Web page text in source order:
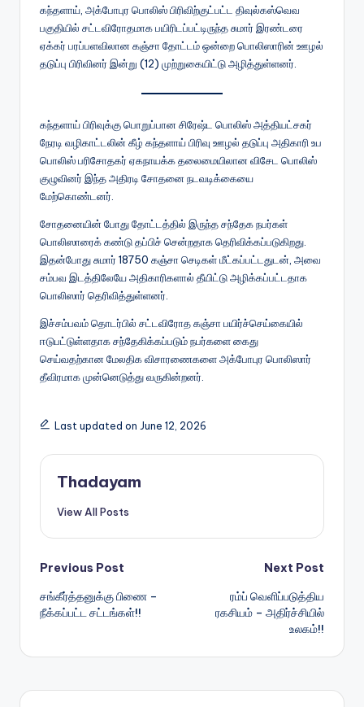
கந்தளாய், அக்போபுர பொலிஸ் பிரிவிற்குட்பட்ட திவுல்கஸ்வெவ
பகுதியில் சட்டவிரோதமாக பயிரிடப்பட்டிருந்த சுமார் இரண்டரை
ஏக்கர் பரப்பளவிலான கஞ்சா தோட்டம் ஒன்றை பொலிஸாரின் ஊழல்
தடுப்பு பிரிவினர் இன்று (12) முற்றுகையிட்டு அழித்துள்ளனர்.
கந்தளாய் பிரிவுக்கு பொறுப்பான சிரேஷ்ட பொலிஸ் அத்தியட்சகர்
நேரடி வழிகாட்டலின் கீழ் கந்தளாய் பிரிவு ஊழல் தடுப்பு அதிகாரி உப
பொலிஸ் பரிசோதகர் ஏகநாயக்க தலைமையிலான விசேட பொலிஸ்
குழுவினர் இந்த அதிரடி சோதனை நடவடிக்கையை
மேற்கொண்டனர்.
சோதனையின் போது தோட்டத்தில் இருந்த சந்தேக நபர்கள்
பொலிஸாரைக் கண்டு தப்பிச் சென்றதாக தெரிவிக்கப்படுகிறது.
இதன்போது சுமார் 18750 கஞ்சா செடிகள் மீட்கப்பட்டதுடன், அவை
சம்பவ இடத்திலேயே அதிகாரிகளால் தீயிட்டு அழிக்கப்பட்டதாக
பொலிஸார் தெரிவித்துள்ளனர்.
இச்சம்பவம் தொடர்பில் சட்டவிரோத கஞ்சா பயிர்ச்செய்கையில்
ஈடுபட்டுள்ளதாக சந்தேகிக்கப்படும் நபர்களை கைது
செய்வதற்கான மேலதிக விசாரணைகளை அக்போபுர பொலிஸார்
தீவிரமாக முன்னெடுத்து வருகின்றனர்.
Last updated on June 12, 2026
Thadayam
View All Posts
Post
navigation
Previous Post
சங்கீர்த்தனுக்கு பிணை –
நீக்கப்பட்ட சட்டங்கள்!!
Next Post
ரம்ப் வெளிப்படுத்திய
ரகசியம் – அதிர்ச்சியில்
உலகம்!!